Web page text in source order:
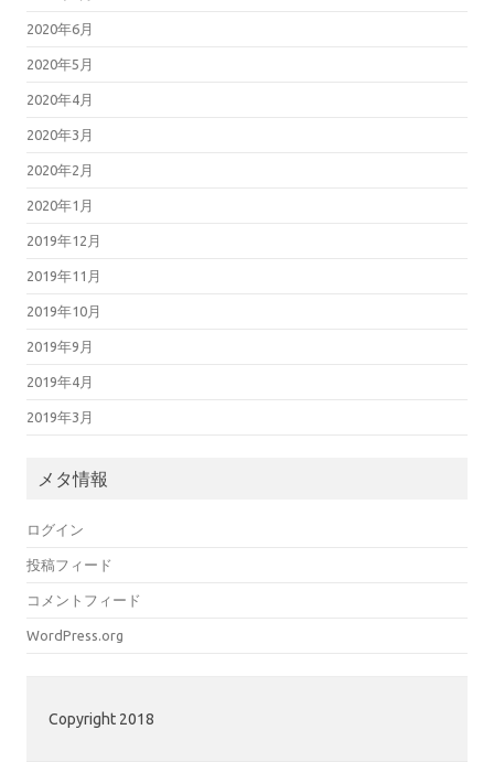
2020年6月
2020年5月
2020年4月
2020年3月
2020年2月
2020年1月
2019年12月
2019年11月
2019年10月
2019年9月
2019年4月
2019年3月
メタ情報
ログイン
投稿フィード
コメントフィード
WordPress.org
Copyright 2018